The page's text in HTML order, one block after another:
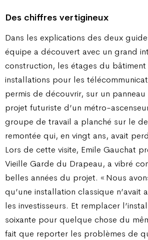
Des chiffres vertigineux
Dans les explications des deux
équipe a découvert avec un grand
construction, les étages du
installations pour les
permis de découvrir, sur un panneau
projet futuriste d’un métro-
groupe de travail a planché sur le
remontée qui, en vingt ans, avait
Lors de cette visite, Emile Gauchat
Vieille Garde du Drapeau, a vibré
belles années du projet. « Nous
qu’une installation classique n’avait
les investisseurs. Et remplacer
soixante pour quelque chose du
fait que reporter les problèmes de